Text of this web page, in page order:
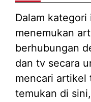
Dalam kategori
menemukan
berhubungan
dan tv secara
mencari artikel
temukan di